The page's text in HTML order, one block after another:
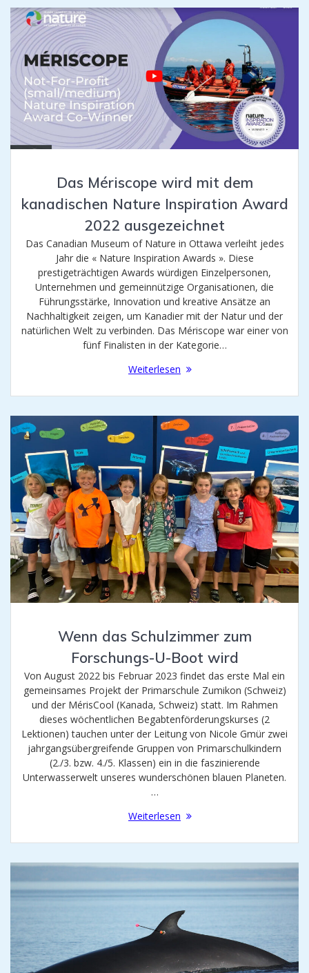
Das Mériscope wird mit dem
kanadischen Nature Inspiration Award
2022 ausgezeichnet
Das Canadian Museum of Nature in Ottawa verleiht jedes
Jahr die « Nature Inspiration Awards ». Diese
prestigeträchtigen Awards würdigen Einzelpersonen,
Unternehmen und gemeinnützige Organisationen, die
Führungsstärke, Innovation und kreative Ansätze an
Nachhaltigkeit zeigen, um Kanadier mit der Natur und der
natürlichen Welt zu verbinden. Das Mériscope war einer von
fünf Finalisten in der Kategorie…
Weiterlesen
Wenn das Schulzimmer zum
Forschungs-U-Boot wird
Von August 2022 bis Februar 2023 findet das erste Mal ein
gemeinsames Projekt der Primarschule Zumikon (Schweiz)
und der MérisCool (Kanada, Schweiz) statt. Im Rahmen
dieses wöchentlichen Begabtenförderungskurses (2
Lektionen) tauchen unter der Leitung von Nicole Gmür zwei
jahrgangsübergreifende Gruppen von Primarschulkindern
(2./3. bzw. 4./5. Klassen) ein in die faszinierende
Unterwasserwelt unseres wunderschönen blauen Planeten.
…
Weiterlesen